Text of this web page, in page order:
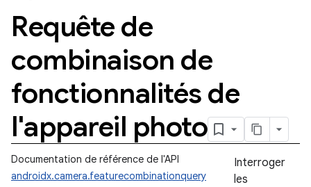
Requête de
combinaison de
fonctionnalités de
l'appareil photo
Documentation de référence de l'API
androidx.camera.featurecombinationquery
Interroger
les